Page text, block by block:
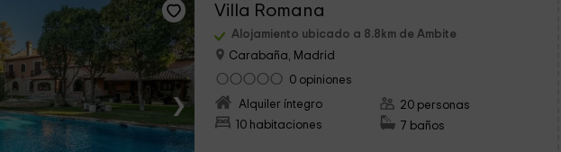
›
Villa Romana
Alojamiento ubicado a 8.8km de Ambite
Carabaña, Madrid
0 opiniones
Alquiler íntegro
10 habitaciones
20 personas
7 baños